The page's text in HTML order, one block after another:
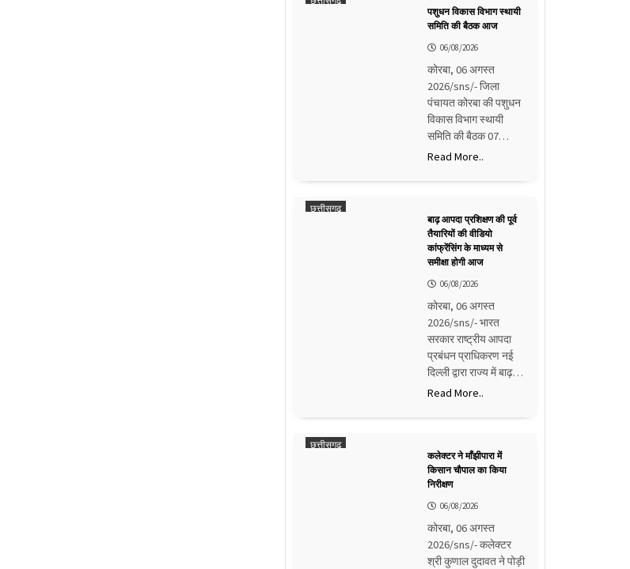
पशुधन विकास विभाग स्थायी
समिति की बैठक आज
06/08/2026
कोरबा, 06 अगस्त
2026/sns/- जिला
पंचायत कोरबा की पशुधन
विकास विभाग स्थायी
समिति की बैठक 07…
Read More..
छत्तीसगढ़
बाढ़ आपदा प्रशिक्षण की पूर्व
तैयारियों की वीडियो
कांफ्रेंसिंग के माध्यम से
समीक्षा होगी आज
06/08/2026
कोरबा, 06 अगस्त
2026/sns/- भारत
सरकार राष्ट्रीय आपदा
प्रबंधन प्राधिकरण नई
दिल्ली द्वारा राज्य में बाढ़…
Read More..
छत्तीसगढ़
कलेक्टर ने माँझीपारा में
किसान चौपाल का किया
निरीक्षण
06/08/2026
कोरबा, 06 अगस्त
2026/sns/- कलेक्टर
श्री कुणाल दुदावत ने पोड़ी